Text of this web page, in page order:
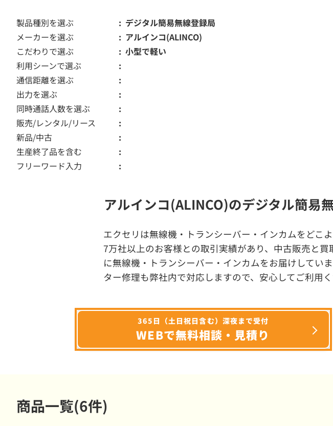
製品種別を選ぶ
デジタル簡易無線登録局
メーカーを選ぶ
アルインコ(ALINCO)
こだわりで選ぶ
小型で軽い
利用シーンで選ぶ
通信距離を選ぶ
出力を選ぶ
同時通話人数を選ぶ
販売/レンタル/リース
新品/中古
生産終了品を含む
フリーワード入力
アルインコ(ALINCO)のデジタル簡易
エクセリは無線機・トランシーバー・インカムをどこ
7万社以上のお客様との取引実績があり、中古販売と
に無線機・トランシーバー・インカムをお届けしてい
ター修理も弊社内で対応しますので、安心してご利用く
365日（土日祝日含む）深夜まで受付
WEBで無料相談・見積り
商品一覧(6件)